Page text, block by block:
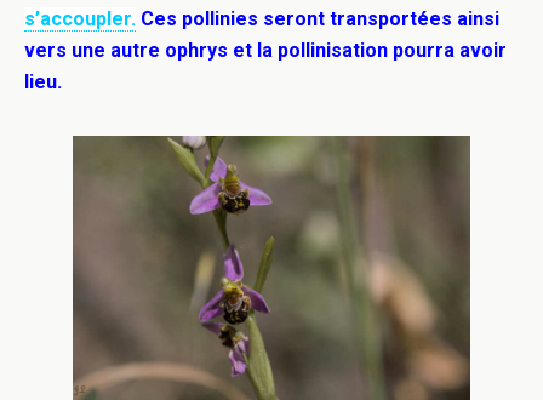
s’accoupler. Ces pollinies seront transportées ainsi
vers une autre ophrys et la pollinisation pourra avoir
lieu.